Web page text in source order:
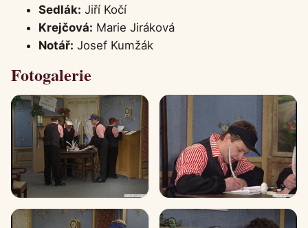
Sedlák: Jiří Kočí
Krejčová: Marie Jiráková
Notář: Josef Kumžák
Fotogalerie